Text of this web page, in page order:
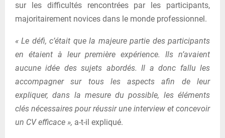
sur les difficultés rencontrées par les participants,
majoritairement novices dans le monde professionnel.
« Le défi, c’était que la majeure partie des participants
en étaient à leur première expérience. Ils n’avaient
aucune idée des sujets abordés. Il a donc fallu les
accompagner sur tous les aspects afin de leur
expliquer, dans la mesure du possible, les éléments
clés nécessaires pour réussir une interview et concevoir
un CV efficace », a-t-il expliqué.